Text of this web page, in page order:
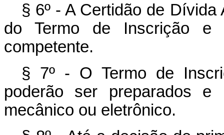
§ 6º - A Certidão de
do Termo de Inscrição e
competente.
§ 7º - O Termo de
poderão ser preparados e
mecânico ou eletrônico.